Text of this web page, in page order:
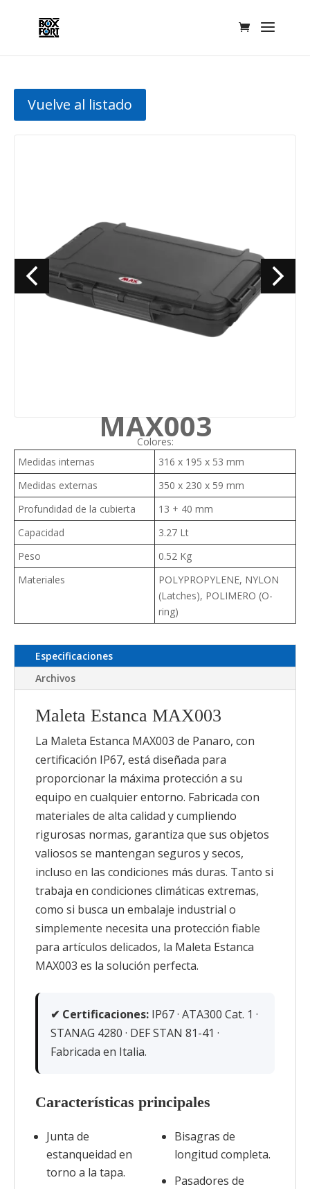
Vuelve al listado
MAX003
Colores:
Medidas internas
316 x 195 x 53 mm
Medidas externas
350 x 230 x 59 mm
Profundidad de la cubierta
13 + 40 mm
Capacidad
3.27 Lt
Peso
0.52 Kg
Materiales
POLYPROPYLENE, NYLON
(Latches), POLIMERO (O-
ring)
Especificaciones
Archivos
Maleta Estanca MAX003
La Maleta Estanca MAX003 de Panaro, con
certificación IP67, está diseñada para
proporcionar la máxima protección a su
equipo en cualquier entorno. Fabricada con
materiales de alta calidad y cumpliendo
rigurosas normas, garantiza que sus objetos
valiosos se mantengan seguros y secos,
incluso en las condiciones más duras. Tanto si
trabaja en condiciones climáticas extremas,
como si busca un embalaje industrial o
simplemente necesita una protección fiable
para artículos delicados, la Maleta Estanca
MAX003 es la solución perfecta.
✔ Certificaciones: IP67 · ATA300 Cat. 1 ·
STANAG 4280 · DEF STAN 81-41 ·
Fabricada en Italia.
Características principales
Junta de
estanqueidad en
torno a la tapa.
Bisagras de
longitud completa.
Pasadores de